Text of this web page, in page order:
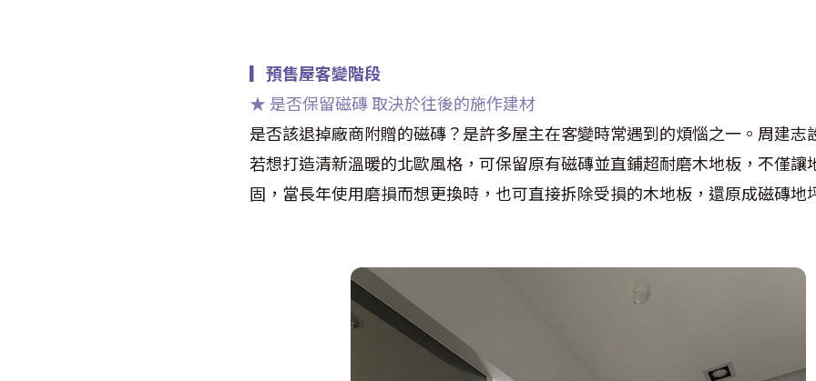
▎ 預售屋客變階段
★ 是否保留磁磚 取決於往後的施作建材
是否該退掉廠商附贈的磁磚？是許多屋主在客變時常遇到的煩惱之一。周建志
若想打造清新溫暖的北歐風格，可保留原有磁磚並直鋪超耐磨木地板，不僅讓
固，當長年使用磨損而想更換時，也可直接拆除受損的木地板，還原成磁磚地